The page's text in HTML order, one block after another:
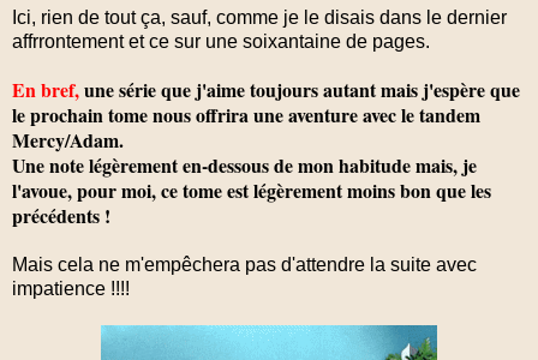
Ici, rien de tout ça, sauf, comme je le disais dans le dernier
affrrontement et ce sur une soixantaine de pages.
En bref,une série que j'aime toujours autant mais j'espère que
le prochain tome nous offrira une aventure avec le tandem
Mercy/Adam.
Une note légèrement en-dessous de mon habitude mais, je
l'avoue, pour moi, ce tome est légèrement moins bon que les
précédents !
Mais cela ne m'empêchera pas d'attendre la suite avec
impatience !!!!